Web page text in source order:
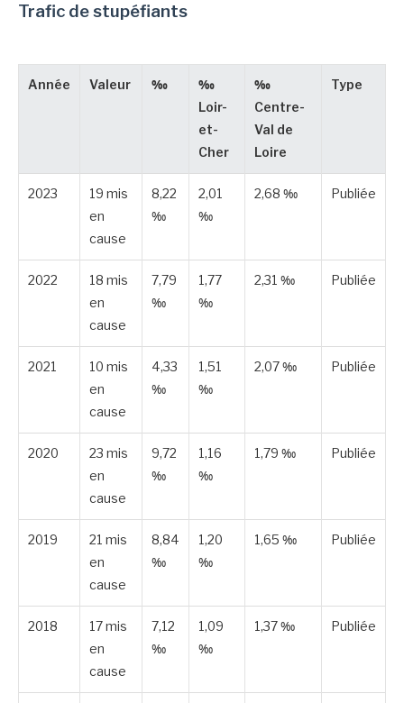
Trafic de stupéfiants
Année Valeur ‰
‰
Loir-
et-
Cher
‰
Centre-
Val de
Loire
Type
2023
19 mis
en
cause
8,22
‰
2,01
‰
2,68 ‰ Publiée
2022
18 mis
en
cause
7,79
‰
1,77
‰
2,31 ‰ Publiée
2021
10 mis
en
cause
4,33
‰
1,51
‰
2,07 ‰ Publiée
2020
23 mis
en
cause
9,72
‰
1,16
‰
1,79 ‰ Publiée
2019
21 mis
en
cause
8,84
‰
1,20
‰
1,65 ‰ Publiée
2018
17 mis
en
cause
7,12
‰
1,09
‰
1,37 ‰ Publiée